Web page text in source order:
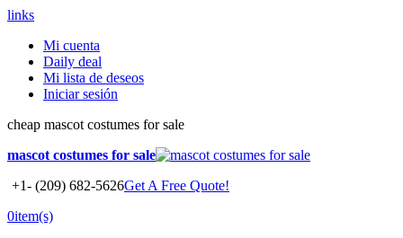
links
Mi cuenta
Daily deal
Mi lista de deseos
Iniciar sesión
cheap mascot costumes for sale
mascot costumes for sale
+1- (209) 682-5626Get A Free Quote!
0item(s)